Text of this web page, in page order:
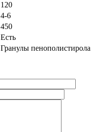
120
4-6
450
Есть
Гранулы пенополистирола